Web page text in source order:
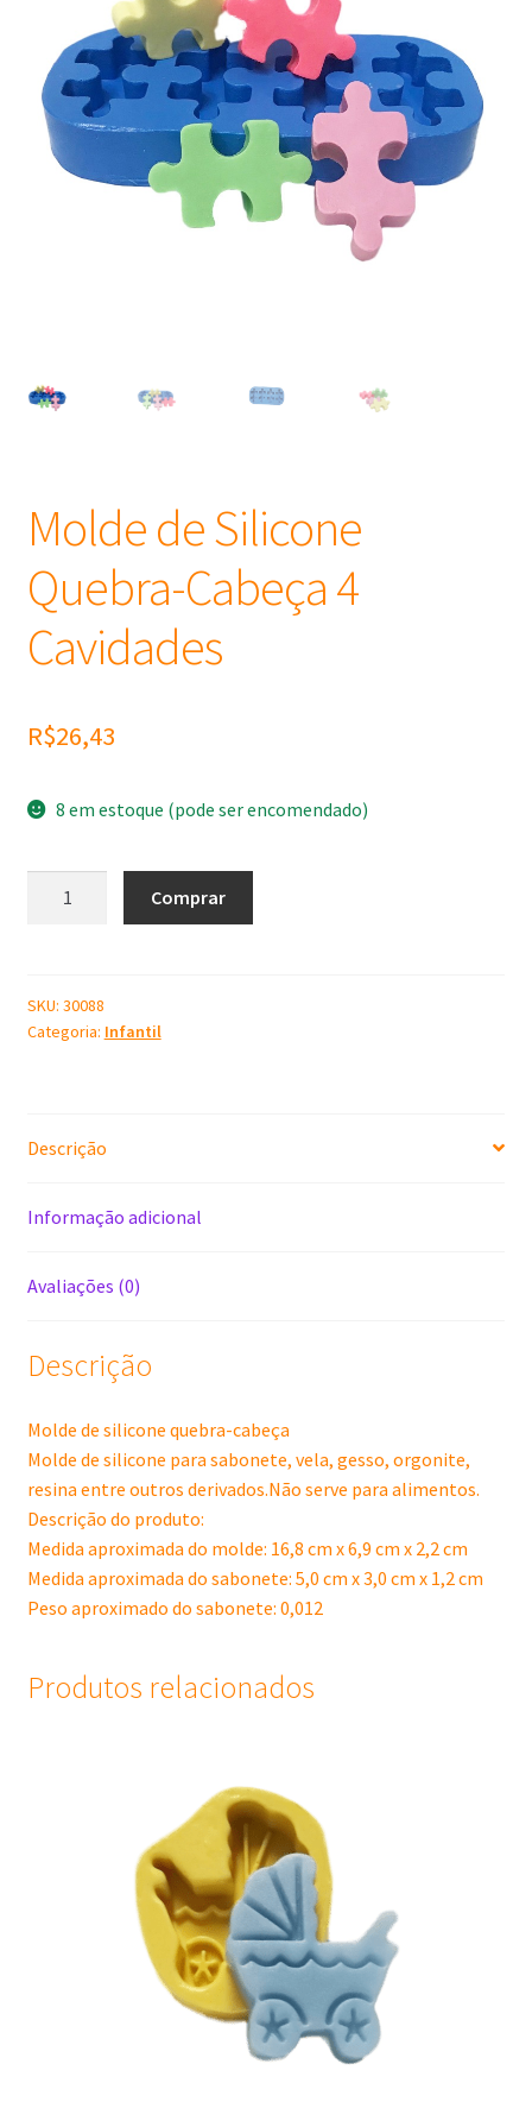
Frascos
Extratos
Matéria Prima
Molde de Silicone
Quebra-Cabeça 4
Cavidades
R$26,43
8 em estoque (pode ser encomendado)
Cabeça
4
Comprar
SKU: 30088
Categoria: Infantil
Descrição
Informação adicional
Avaliações (0)
Descrição
Molde de silicone quebra-cabeça
Molde de silicone para sabonete, vela, gesso, orgonite,
resina entre outros derivados.Não serve para alimentos.
Descrição do produto:
Medida aproximada do molde: 16,8 cm x 6,9 cm x 2,2 cm
Medida aproximada do sabonete: 5,0 cm x 3,0 cm x 1,2 cm
Peso aproximado do sabonete: 0,012
Produtos relacionados